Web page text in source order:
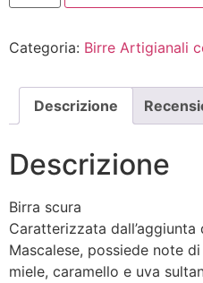
Categoria: Birre Artigianali
Descrizione
Descrizione
Birra scura
Caratterizzata dall’aggiunta
Mascalese, possiede note
miele, caramello e uva